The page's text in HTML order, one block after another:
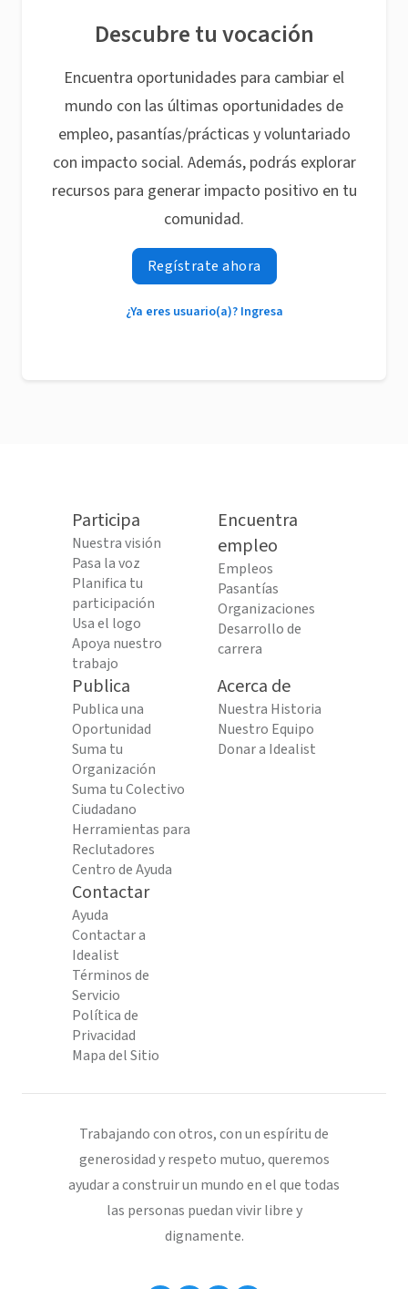
Descubre tu vocación
Encuentra oportunidades para cambiar el
mundo con las últimas oportunidades de
empleo, pasantías/prácticas y voluntariado
con impacto social. Además, podrás explorar
recursos para generar impacto positivo en tu
comunidad.
Regístrate ahora
¿Ya eres usuario(a)? Ingresa
Participa
Nuestra visión
Pasa la voz
Planifica tu
participación
Usa el logo
Apoya nuestro
trabajo
Encuentra
empleo
Empleos
Pasantías
Organizaciones
Desarrollo de
carrera
Publica
Publica una
Oportunidad
Suma tu
Organización
Suma tu Colectivo
Ciudadano
Herramientas para
Reclutadores
Centro de Ayuda
Acerca de
Nuestra Historia
Nuestro Equipo
Donar a Idealist
Contactar
Ayuda
Contactar a
Idealist
Términos de
Servicio
Política de
Privacidad
Mapa del Sitio
Trabajando con otros, con un espíritu de
generosidad y respeto mutuo, queremos
ayudar a construir un mundo en el que todas
las personas puedan vivir libre y
dignamente.